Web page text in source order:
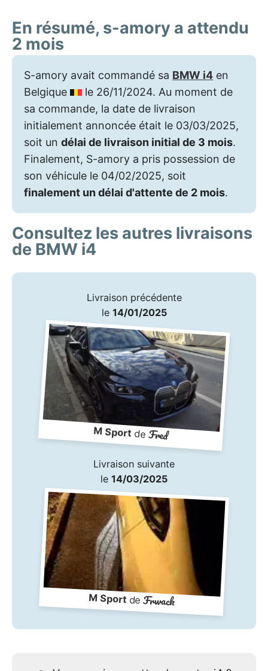
En résumé, s-amory a attendu
2 mois
S-amory avait commandé sa BMW i4 en
Belgique
le 26/11/2024. Au moment de
sa commande, la date de livraison
initialement annoncée était le 03/03/2025,
soit un délai de livraison initial de 3 mois.
Finalement, S-amory a pris possession de
son véhicule le 04/02/2025, soit
finalement un délai d'attente de 2 mois.
Consultez les autres livraisons
de BMW i4
Livraison précédente
le 14/01/2025
M SportdeFred
Livraison suivante
le 14/03/2025
M SportdeFrwack